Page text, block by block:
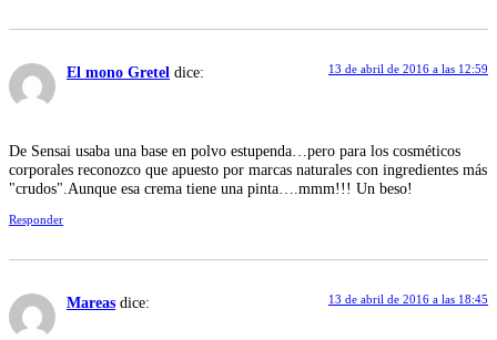
El mono Gretel dice: 13 de abril de 2016 a las 12:59
De Sensai usaba una base en polvo estupenda…pero para los cosméticos
corporales reconozco que apuesto por marcas naturales con ingredientes más
"crudos".Aunque esa crema tiene una pinta….mmm!!! Un beso!
Responder
Mareas dice: 13 de abril de 2016 a las 18:45